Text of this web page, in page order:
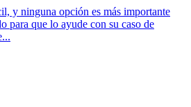
y ninguna opción es más importante
para que lo ayude con su caso de